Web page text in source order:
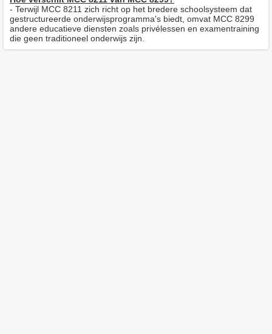
- Terwijl MCC 8211 zich richt op het bredere schoolsysteem dat
gestructureerde onderwijsprogramma's biedt, omvat MCC 8299
andere educatieve diensten zoals privélessen en examentraining
die geen traditioneel onderwijs zijn.